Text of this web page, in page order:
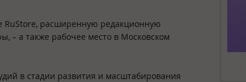
RuStore, расширенную редакционную
– а также рабочее место в Московском
в стадии развития и масштабирования